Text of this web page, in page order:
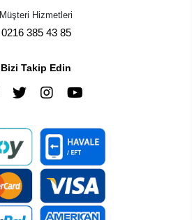
Müşteri Hizmetleri
0216 385 43 85
Bizi Takip Edin